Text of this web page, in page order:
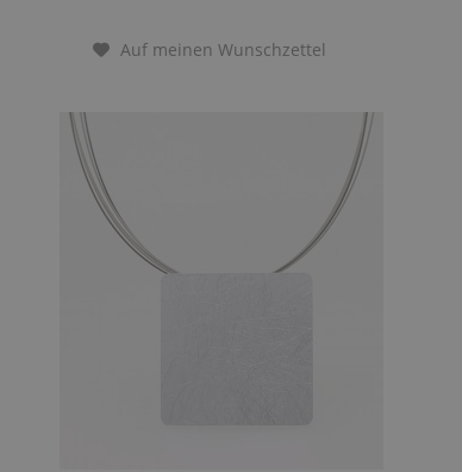
Auf meinen Wunschzettel